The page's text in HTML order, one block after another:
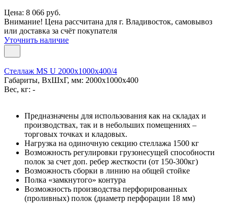
Цена: 8 066 руб.
Внимание! Цена рассчитана для г. Владивосток, самовывоз
или доставка за счёт покупателя
Уточнить наличие
Стеллаж MS U 2000x1000x400/4
Габариты, ВxШxГ, мм: 2000x1000x400
Вес, кг: -
Предназначены для использования как на складах и
производствах, так и в небольших помещениях –
торговых точках и кладовых.
Нагрузка на одиночную секцию стеллажа 1500 кг
Возможность регулировки грузонесущей способности
полок за счет доп. ребер жесткости (от 150-300кг)
Возможность сборки в линию на общей стойке
Полка «замкнутого» контура
Возможность производства перфорированных
(проливных) полок (диаметр перфорации 18 мм)